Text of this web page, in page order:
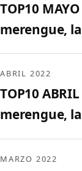
TOP10
merengue,
ABRIL 2022
TOP10
merengue,
MARZO 2022